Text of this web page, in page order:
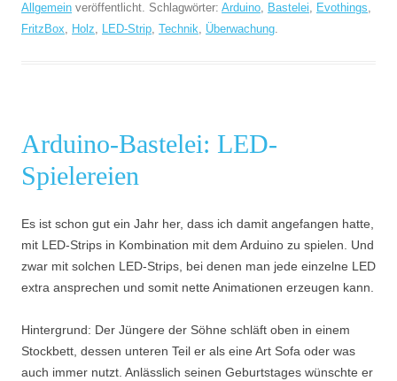
Allgemein veröffentlicht. Schlagwörter: Arduino, Bastelei, Evothings,
FritzBox, Holz, LED-Strip, Technik, Überwachung.
Arduino-Bastelei: LED-
Spielereien
Es ist schon gut ein Jahr her, dass ich damit angefangen hatte,
mit LED-Strips in Kombination mit dem Arduino zu spielen. Und
zwar mit solchen LED-Strips, bei denen man jede einzelne LED
extra ansprechen und somit nette Animationen erzeugen kann.
Hintergrund: Der Jüngere der Söhne schläft oben in einem
Stockbett, dessen unteren Teil er als eine Art Sofa oder was
auch immer nutzt. Anlässlich seinen Geburtstages wünschte er